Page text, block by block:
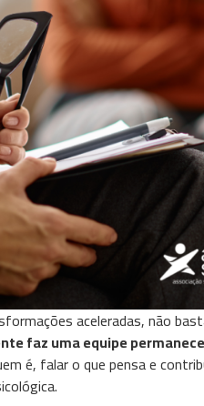
aceleradas, não
faz uma equipe
é, falar o que pensa e